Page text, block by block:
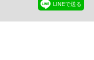
LINEで送る